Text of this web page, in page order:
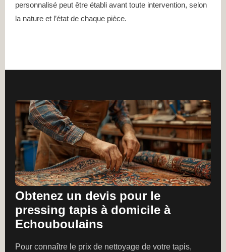
personnalisé peut être établi avant toute intervention, selon
la nature et l’état de chaque pièce.
Obtenez un devis pour le
pressing tapis à domicile à
Echouboulains
Pour connaître le prix de nettoyage de votre tapis,